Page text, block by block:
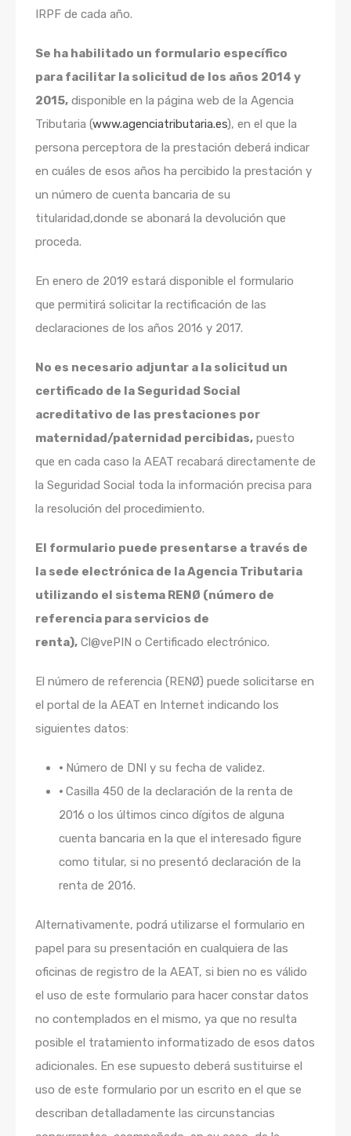
IRPF de cada año.
Se ha habilitado un formulario específico
para facilitar la solicitud de los años 2014 y
2015, disponible en la página web de la Agencia
Tributaria (www.agenciatributaria.es), en el que la
persona perceptora de la prestación deberá indicar
en cuáles de esos años ha percibido la prestación y
un número de cuenta bancaria de su
titularidad,donde se abonará la devolución que
proceda.
En enero de 2019 estará disponible el formulario
que permitirá solicitar la rectificación de las
declaraciones de los años 2016 y 2017.
No es necesario adjuntar a la solicitud un
certificado de la Seguridad Social
acreditativo de las prestaciones por
maternidad/paternidad percibidas, puesto
que en cada caso la AEAT recabará directamente de
la Seguridad Social toda la información precisa para
la resolución del procedimiento.
El formulario puede presentarse a través de
la sede electrónica de la Agencia Tributaria
utilizando el sistema RENØ (número de
referencia para servicios de
renta), Cl@vePIN o Certificado electrónico.
El número de referencia (RENØ) puede solicitarse en
el portal de la AEAT en Internet indicando los
siguientes datos:
• Número de DNI y su fecha de validez.
• Casilla 450 de la declaración de la renta de
2016 o los últimos cinco dígitos de alguna
cuenta bancaria en la que el interesado figure
como titular, si no presentó declaración de la
renta de 2016.
Alternativamente, podrá utilizarse el formulario en
papel para su presentación en cualquiera de las
oficinas de registro de la AEAT, si bien no es válido
el uso de este formulario para hacer constar datos
no contemplados en el mismo, ya que no resulta
posible el tratamiento informatizado de esos datos
adicionales. En ese supuesto deberá sustituirse el
uso de este formulario por un escrito en el que se
describan detalladamente las circunstancias